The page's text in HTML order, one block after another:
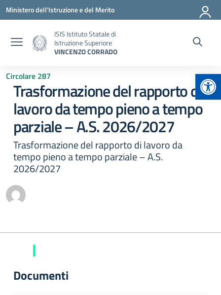
Vai ai contenuti
Vai al menu di navigazione
Vai al footer
Ministero dell'Istruzione e del Merito
ISIS Istituto Statale di
Istruzione Superiore
VINCENZO CORRADO
Circolare 287
Trasformazione del rapporto di
lavoro da tempo pieno a tempo
parziale – A.S. 2026/2027
Trasformazione del rapporto di lavoro da
tempo pieno a tempo parziale – A.S.
2026/2027
Documenti